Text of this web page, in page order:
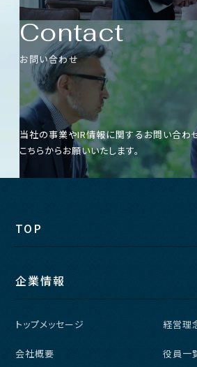
Contact
お問い合わせ
当社の事業やIR情報に関するお問い合わ
こちらからお願いいたします。
TOP
企業情報
トップメッセージ 経営理
会社概要 役員一